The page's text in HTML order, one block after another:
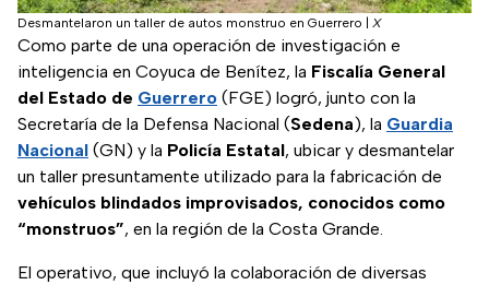
Desmantelaron un taller de autos monstruo en Guerrero X
Como parte de una operación de investigación e
inteligencia en Coyuca de Benítez, la Fiscalía General
del Estado de Guerrero (FGE) logró, junto con la
Secretaría de la Defensa Nacional (Sedena), la Guardia
Nacional (GN) y la Policía Estatal, ubicar y desmantelar
un taller presuntamente utilizado para la fabricación de
vehículos blindados improvisados, conocidos como
“monstruos”, en la región de la Costa Grande.
El operativo, que incluyó la colaboración de diversas